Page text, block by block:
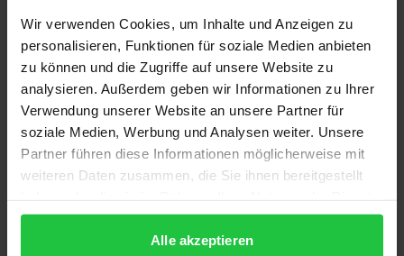
Wir verwenden Cookies, um Inhalte und Anzeigen zu
personalisieren, Funktionen für soziale Medien anbieten
zu können und die Zugriffe auf unsere Website zu
analysieren. Außerdem geben wir Informationen zu Ihrer
Verwendung unserer Website an unsere Partner für
soziale Medien, Werbung und Analysen weiter. Unsere
Partner führen diese Informationen möglicherweise mit
weiteren Daten zusammen, die Sie ihnen bereitgestellt
gesammelt haben.
Alle akzeptieren
Deutschland einen neuen, demokratischen
Journalismus aufzubauen. Ist die englische Presse
auch heute noch ein Vorbild? Das Buch bietet einen
systematischen Vergleich des britischen und
deutschen Journalismus – von seinen historischen
Wurzeln bis zu seinen aktuellen Problemen. Die
Arbeit verfolgt drei Ziele: Erstens das komplexe
Journalisten mit ihren relevanten Einflussbereichen